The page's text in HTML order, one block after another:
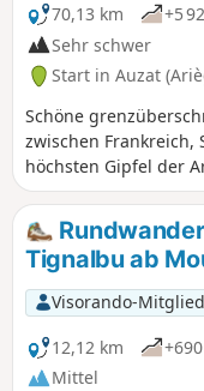
70,13 km
+5
Sehr schwer
Start in Auzat
Schöne
zwischen
höchsten Gipfel der
symbolträchtige
Sie zahlreiche Seen
unterschiedlicher
Geröllfelder...)
werden. Diese
den Regionalen
Naturpark Alt Pirineu
Pedrosa-Tals.
Tignalbu ab
Visorando-Mitglied
12,12 km
Mittel